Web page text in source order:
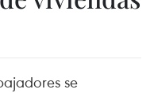
se